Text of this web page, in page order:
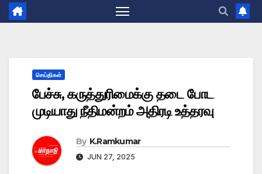
செய்திகள்
பேச்சு, கருத்துரிமைக்கு தடை போட
முடியாது நீதிமன்றம் அதிரடி உத்தரவு
By K.Ramkumar
JUN 27, 2025